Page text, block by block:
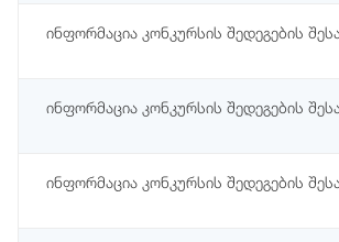
ინფორმაცია კონკურსის შედეგების
ინფორმაცია კონკურსის შედეგების
ინფორმაცია კონკურსის შედეგების